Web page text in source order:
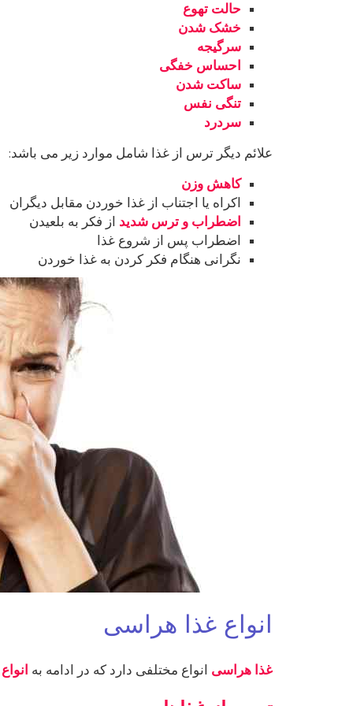
حالت تهوع
خشک شدن
سرگیجه
احساس خفگی
ساکت شدن
تنگی نفس
سردرد
علائم دیگر ترس از غذا شامل موارد زیر می باشد:
کاهش وزن
اکراه یا اجتناب از غذا خوردن مقابل دیگران
اضطراب و ترس شدید از فکر به بلعیدن
اضطراب پس از شروع غذا
نگرانی هنگام فکر کردن به غذا خوردن
انواع غذا هراسی
غذا هراسی انواع مختلفی دارد که در ادامه به